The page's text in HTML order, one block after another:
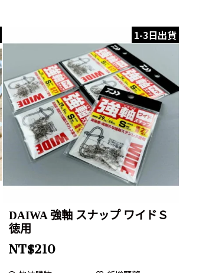
1-3日出貨
DAIWA 強軸 スナップ ワイドＳ
徳用
NT$210